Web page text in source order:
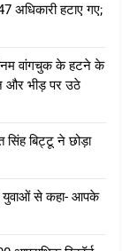
अधिकारी हटाए गए;
वांगचुक के हटने के
और भीड़ पर उठे
सिंह बिट्टू ने छोड़ा
युवाओं से कहा- आपके